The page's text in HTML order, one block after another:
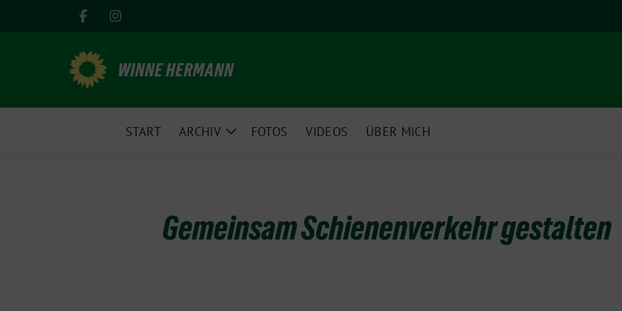
WINNE HERMANN
START ARCHIV
ZeigeFOTOS VIDEOS ÜBER MICH
Gemeinsam Schienenverkehr gestalten